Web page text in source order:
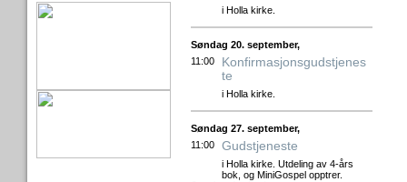
i Holla kirke.
Søndag 20. september,
11:00
Konfirmasjonsgudstjenes
te
i Holla kirke.
Søndag 27. september,
11:00
Gudstjeneste
i Holla kirke. Utdeling av 4-års
bok, og MiniGospel opptrer.